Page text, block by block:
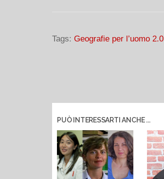
Tags: Geografie per l’uomo 2.0
PUÒ INTERESSARTI ANCHE ...